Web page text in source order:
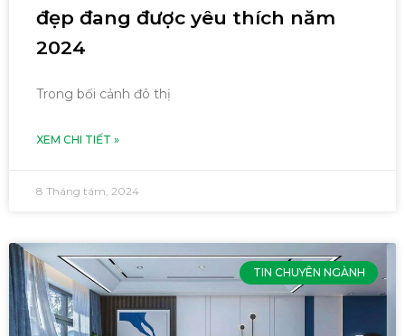
đẹp đang được yêu thích năm
2024
Trong bối cảnh đô thị
XEM CHI TIẾT »
8 Tháng tám, 2024
TIN CHUYÊN NGÀNH